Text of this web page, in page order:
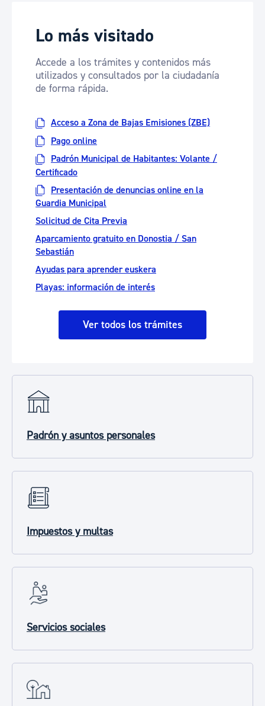
Lo más visitado
Accede a los trámites y contenidos más
utilizados y consultados por la ciudadanía
de forma rápida.
Acceso a Zona de Bajas Emisiones (ZBE)
Pago online
Padrón Municipal de Habitantes: Volante /
Certificado
Presentación de denuncias online en la
Guardia Municipal
Solicitud de Cita Previa
Aparcamiento gratuito en Donostia / San
Sebastián
Ayudas para aprender euskera
Playas: información de interés
Ver todos los trámites
Padrón y asuntos personales
Impuestos y multas
Servicios sociales